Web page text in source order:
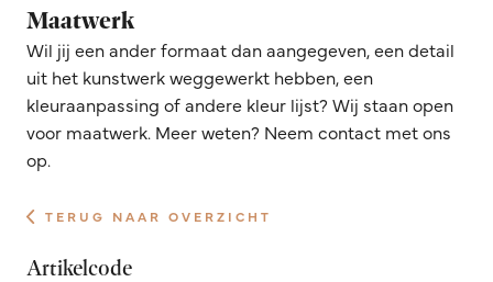
Maatwerk
Wil jij een ander formaat dan aangegeven, een detail
uit het kunstwerk weggewerkt hebben, een
kleuraanpassing of andere kleur lijst? Wij staan open
voor maatwerk. Meer weten? Neem contact met ons
op.
TERUG NAAR OVERZICHT
Artikelcode